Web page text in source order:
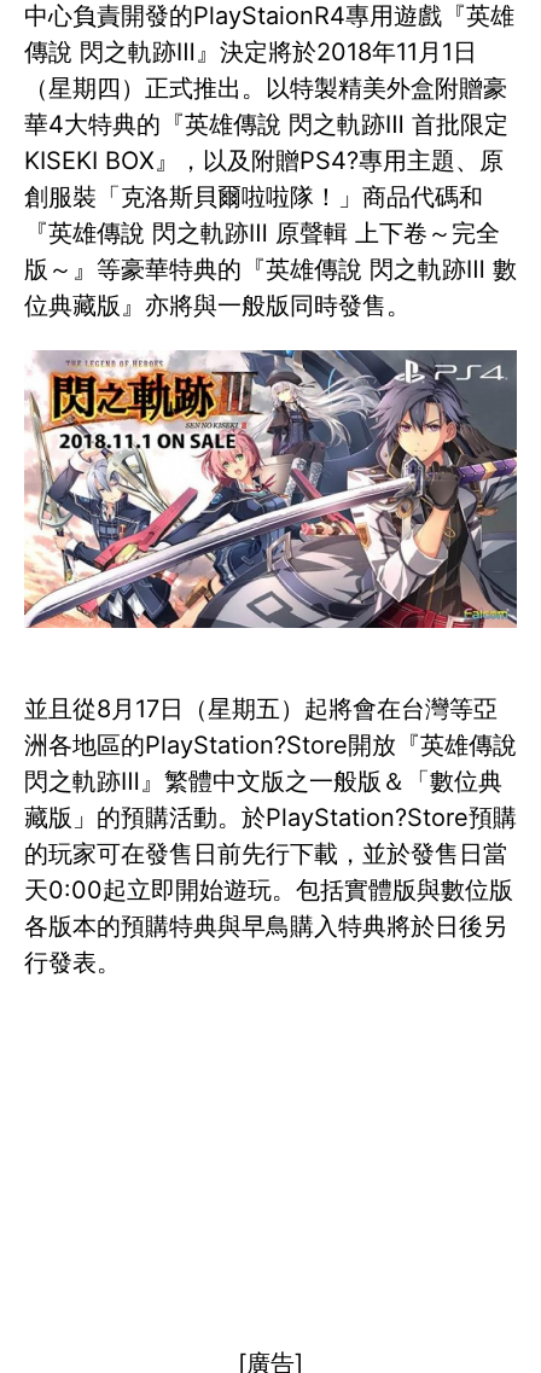
中心負責開發的PlayStaionR4專用遊戲『英雄
傳說 閃之軌跡Ⅲ』決定將於2018年11月1日
（星期四）正式推出。以特製精美外盒附贈豪
華4大特典的『英雄傳說 閃之軌跡Ⅲ 首批限定
KISEKI BOX』，以及附贈PS4?專用主題、原
創服裝「克洛斯貝爾啦啦隊！」商品代碼和
『英雄傳說 閃之軌跡Ⅲ 原聲輯 上下卷～完全
版～』等豪華特典的『英雄傳說 閃之軌跡Ⅲ 數
位典藏版』亦將與一般版同時發售。
並且從8月17日（星期五）起將會在台灣等亞
洲各地區的PlayStation?Store開放『英雄傳說
閃之軌跡Ⅲ』繁體中文版之一般版＆「數位典
藏版」的預購活動。於PlayStation?Store預購
的玩家可在發售日前先行下載，並於發售日當
天0:00起立即開始遊玩。包括實體版與數位版
各版本的預購特典與早鳥購入特典將於日後另
行發表。
[廣告]